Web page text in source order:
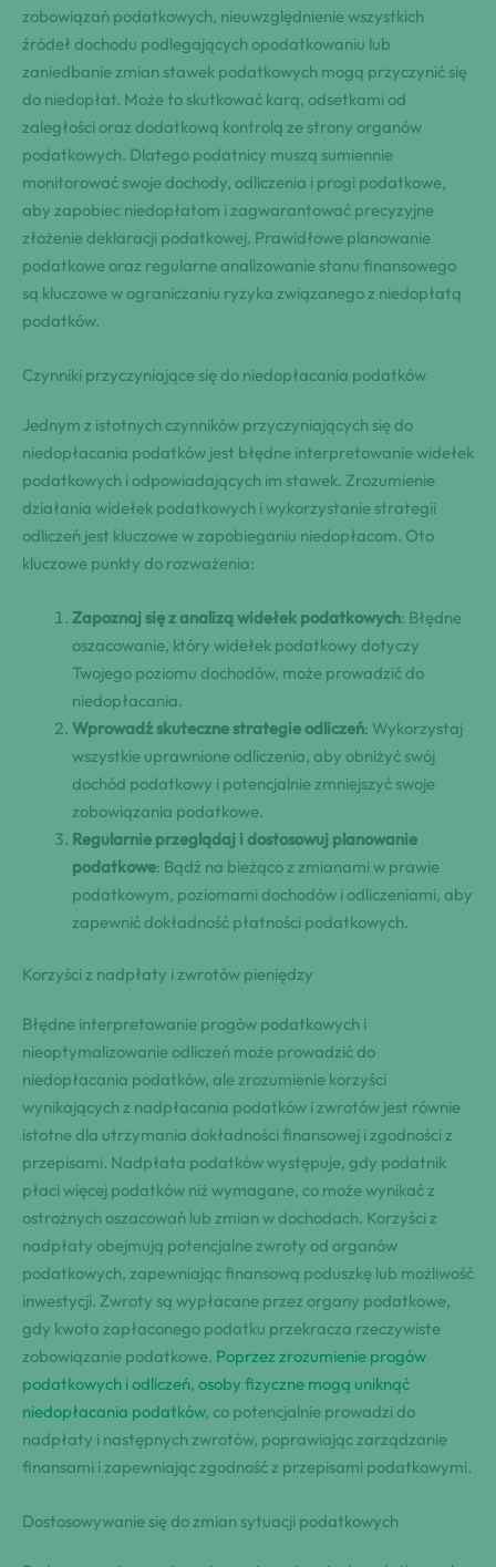
zobowiązań podatkowych, nieuwzględnienie wszystkich
źródeł dochodu podlegających opodatkowaniu lub
zaniedbanie zmian stawek podatkowych mogą przyczynić się
do niedopłat. Może to skutkować karą, odsetkami od
zaległości oraz dodatkową kontrolą ze strony organów
podatkowych. Dlatego podatnicy muszą sumiennie
monitorować swoje dochody, odliczenia i progi podatkowe,
aby zapobiec niedopłatom i zagwarantować precyzyjne
złożenie deklaracji podatkowej. Prawidłowe planowanie
podatkowe oraz regularne analizowanie stanu finansowego
są kluczowe w ograniczaniu ryzyka związanego z niedopłatą
podatków.
Czynniki przyczyniające się do niedopłacania podatków
Jednym z istotnych czynników przyczyniających się do
niedopłacania podatków jest błędne interpretowanie widełek
podatkowych i odpowiadających im stawek. Zrozumienie
działania widełek podatkowych i wykorzystanie strategii
odliczeń jest kluczowe w zapobieganiu niedopłacom. Oto
kluczowe punkty do rozważenia:
Zapoznaj się z analizą widełek podatkowych: Błędne
oszacowanie, który widełek podatkowy dotyczy
Twojego poziomu dochodów, może prowadzić do
niedopłacania.
Wprowadź skuteczne strategie odliczeń: Wykorzystaj
wszystkie uprawnione odliczenia, aby obniżyć swój
dochód podatkowy i potencjalnie zmniejszyć swoje
zobowiązania podatkowe.
Regularnie przeglądaj i dostosowuj planowanie
podatkowe: Bądź na bieżąco z zmianami w prawie
podatkowym, poziomami dochodów i odliczeniami, aby
zapewnić dokładność płatności podatkowych.
Korzyści z nadpłaty i zwrotów pieniędzy
Błędne interpretowanie progów podatkowych i
nieoptymalizowanie odliczeń może prowadzić do
niedopłacania podatków, ale zrozumienie korzyści
wynikających z nadpłacania podatków i zwrotów jest równie
istotne dla utrzymania dokładności finansowej i zgodności z
przepisami. Nadpłata podatków występuje, gdy podatnik
płaci więcej podatków niż wymagane, co może wynikać z
ostrożnych oszacowań lub zmian w dochodach. Korzyści z
nadpłaty obejmują potencjalne zwroty od organów
podatkowych, zapewniając finansową poduszkę lub możliwość
inwestycji. Zwroty są wypłacane przez organy podatkowe,
gdy kwota zapłaconego podatku przekracza rzeczywiste
zobowiązanie podatkowe. Poprzez zrozumienie progów
podatkowych i odliczeń, osoby fizyczne mogą uniknąć
niedopłacania podatków, co potencjalnie prowadzi do
nadpłaty i następnych zwrotów, poprawiając zarządzanie
finansami i zapewniając zgodność z przepisami podatkowymi.
Dostosowywanie się do zmian sytuacji podatkowych